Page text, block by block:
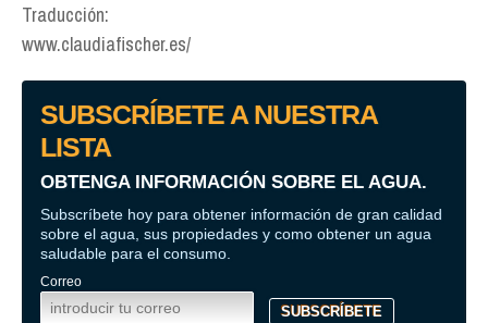
Traducción:
www.claudiafischer.es/
SUBSCRÍBETE A NUESTRA
LISTA
OBTENGA INFORMACIÓN SOBRE EL AGUA.
Subscríbete hoy para obtener información de gran calidad
sobre el agua, sus propiedades y como obtener un agua
saludable para el consumo.
Correo